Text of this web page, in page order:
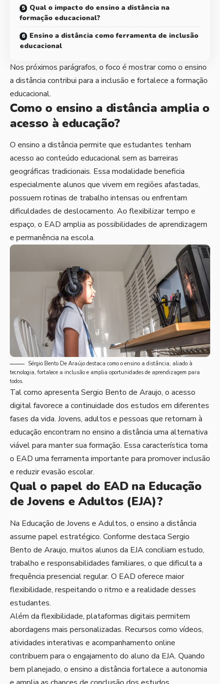
Qual o impacto do ensino a distância na
formação educacional?
Ensino a distância como ferramenta de inclusão
educacional
Nos próximos parágrafos, o foco é mostrar como o ensino
a distância contribui para a inclusão e fortalece a formação
educacional.
Como o ensino a distância amplia o
acesso à educação?
O ensino a distância permite que estudantes tenham
acesso ao conteúdo educacional sem as barreiras
geográficas tradicionais. Essa modalidade beneficia
especialmente alunos que vivem em regiões afastadas,
possuem rotinas de trabalho intensas ou enfrentam
dificuldades de deslocamento. Ao flexibilizar tempo e
espaço, o EAD amplia as possibilidades de aprendizagem
e permanência na escola.
Sérgio Bento De Araújo destaca como o ensino a distância, aliado à
tecnologia, fortalece a inclusão e amplia oportunidades de aprendizagem para
todos.
Tal como apresenta Sergio Bento de Araujo, o acesso
digital favorece a continuidade dos estudos em diferentes
fases da vida. Jovens, adultos e pessoas que retornam à
educação encontram no ensino a distância uma alternativa
viável para manter sua formação. Essa característica torna
o EAD uma ferramenta importante para promover inclusão
e reduzir evasão escolar.
Qual o papel do EAD na Educação
de Jovens e Adultos (EJA)?
Na Educação de Jovens e Adultos, o ensino a distância
assume papel estratégico. Conforme destaca Sergio
Bento de Araujo, muitos alunos da EJA conciliam estudo,
trabalho e responsabilidades familiares, o que dificulta a
frequência presencial regular. O EAD oferece maior
flexibilidade, respeitando o ritmo e a realidade desses
estudantes.
Além da flexibilidade, plataformas digitais permitem
abordagens mais personalizadas. Recursos como vídeos,
atividades interativas e acompanhamento online
contribuem para o engajamento do aluno da EJA. Quando
bem planejado, o ensino a distância fortalece a autonomia